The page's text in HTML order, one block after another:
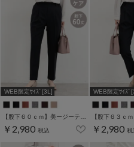
WEB限定ｻｲｽﾞ[3L]
￥2,980 税込
WEB限定ｻｲｽﾞ
￥2,980 税